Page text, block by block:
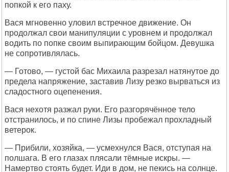
попкой к его паху.
Вася мгновенно уловил встречное движение. Он
продолжал свои манипуляции с уровнем и продолжал
водить по попке своим выпирающим бойцом. Девушка
не сопротивлялась.
— Готово, — густой бас Михаила разрезал натянутое до
предела напряжение, заставив Лизу резко вырваться из
сладостного оцепенения.
Вася нехотя разжал руки. Его разгорячённое тело
отстранилось, и по спине Лизы пробежал прохладный
ветерок.
— Прибили, хозяйка, — усмехнулся Вася, отступая на
полшага. В его глазах плясали тёмные искры. —
Намертво стоять будет. Иди в дом, не пекись на солнце.